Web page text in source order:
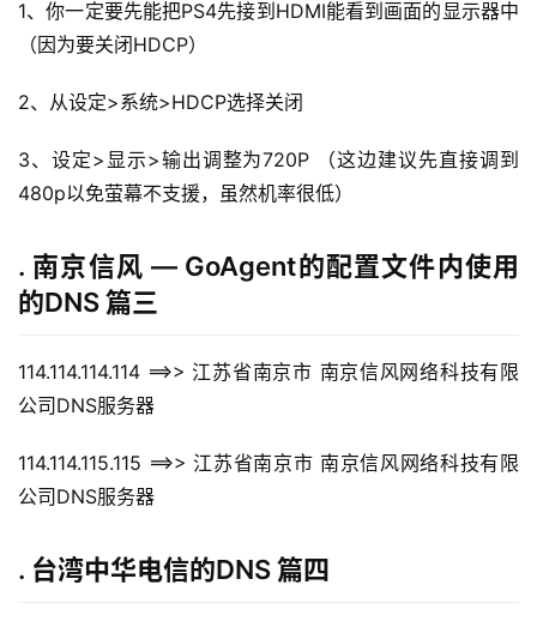
1、你一定要先能把PS4先接到HDMI能看到画面的显示器中
（因为要关闭HDCP）
2、从设定>系统>HDCP选择关闭
3、设定>显示>输出调整为720P （这边建议先直接调到
480p以免萤幕不支援，虽然机率很低）
. 南京信风 — GoAgent的配置文件内使用
的DNS 篇三
114.114.114.114 ==>> 江苏省南京市 南京信风网络科技有限
公司DNS服务器
114.114.115.115 ==>> 江苏省南京市 南京信风网络科技有限
公司DNS服务器
. 台湾中华电信的DNS 篇四